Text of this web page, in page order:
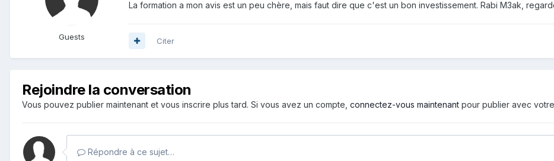
Guests
La formation a mon avis est un peu chère, mais faut dire que c'est un bon investissement. Rabi M3ak,
Citer
Rejoindre la conversation
Vous pouvez publier maintenant et vous inscrire plus tard. Si vous avez un compte, connectez-vous maintenant pour publier avec
Répondre à ce sujet…